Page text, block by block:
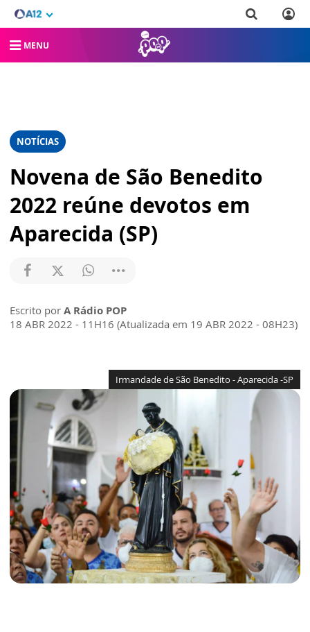
MENU
NOTÍCIAS
Novena de São Benedito
2022 reúne devotos em
Aparecida (SP)
Escrito por A Rádio POP
18 ABR 2022 - 11H16 (Atualizada em 19 ABR 2022 - 08H23)
Irmandade de São Benedito - Aparecida -SP